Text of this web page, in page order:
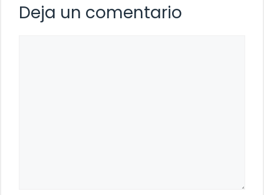
Deja un comentario